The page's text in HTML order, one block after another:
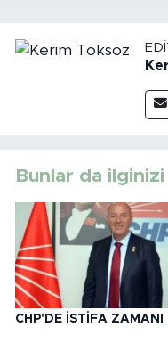
Bunlar da
CHP'DE İSTİFA ZAMANI